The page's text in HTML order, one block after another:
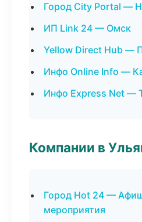
Город City Portal —
ИП Link 24 — Омск
Yellow Direct Hub —
Инфо Online Info —
Инфо Express Net —
Компании в
Город Hot 24 —
мероприятия